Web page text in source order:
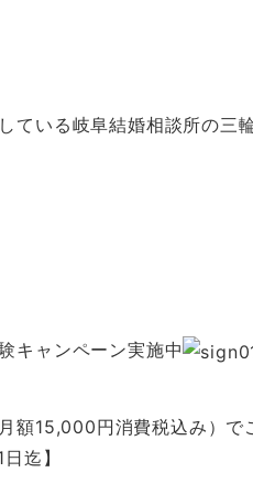
ている岐阜結婚相談所の三輪
キャンペーン実施中
額15,000円消費税込み）で
迄】